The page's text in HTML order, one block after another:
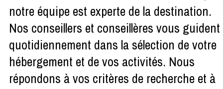
notre équipe est experte de la destination.
Nos conseillers et conseillères vous guident
quotidiennement dans la sélection de votre
hébergement et de vos activités. Nous
répondons à vos critères de recherche et à